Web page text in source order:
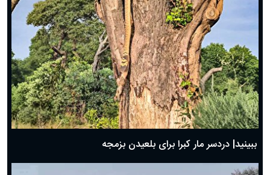
ببینید| دردسر مار کبرا برای بلعیدن بزمجه